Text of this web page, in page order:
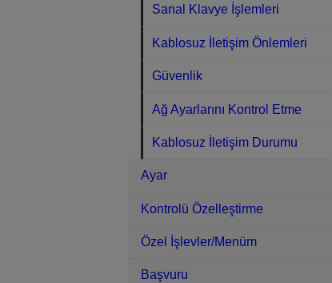
Sanal Klavye İşlemleri
Kablosuz İletişim Önlemleri
Güvenlik
Ağ Ayarlarını Kontrol Etme
Kablosuz İletişim Durumu
Ayar
Kontrolü Özelleştirme
Özel İşlevler/Menüm
Başvuru